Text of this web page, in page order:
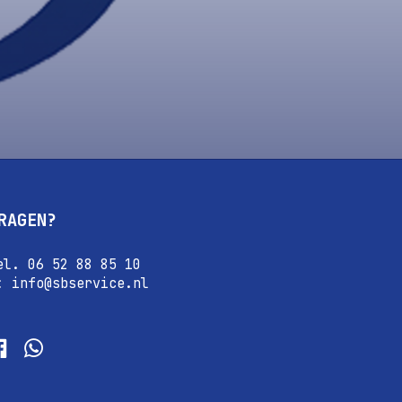
06 52 88 85 10
info@sbservice.nl